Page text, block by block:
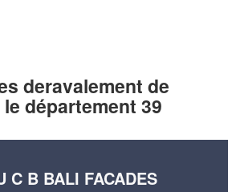
deravalement de
département 39
C B BALI FACADES